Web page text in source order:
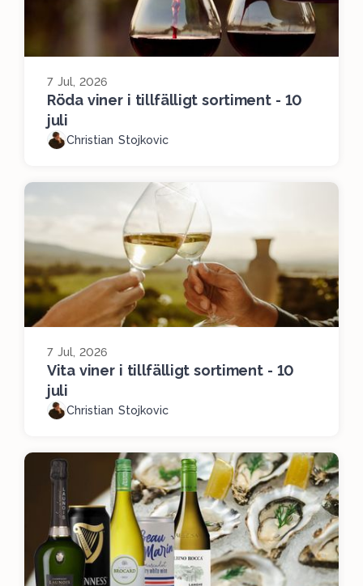
7 Jul, 2026
Röda viner i tillfälligt sortiment - 10
juli
Christian Stojkovic
7 Jul, 2026
Vita viner i tillfälligt sortiment - 10
juli
Christian Stojkovic